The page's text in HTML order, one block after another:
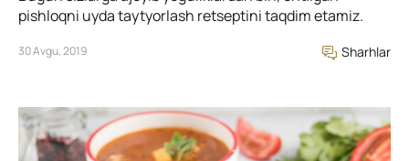
pishloqni uyda taytyorlash retseptini taqdim etamiz.
30 Avgu, 2019 Sharhlar